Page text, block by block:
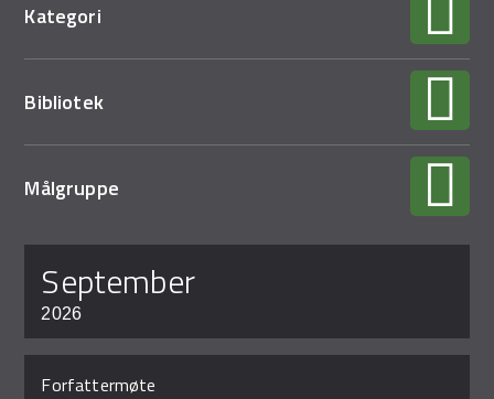
Kategori
Bibliotek
Målgruppe
september
2026
Forfattermøte